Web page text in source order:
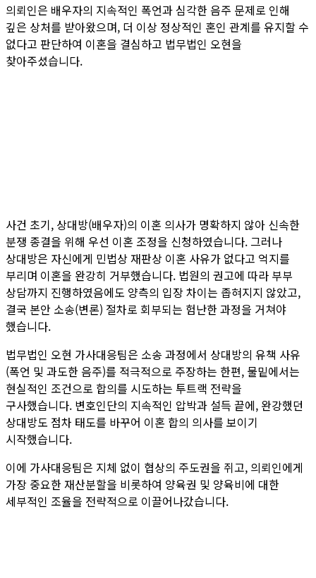
의뢰인은 배우자의 지속적인 폭언과 심각한 음주 문제로 인해
깊은 상처를 받아왔으며, 더 이상 정상적인 혼인 관계를 유지할 수
없다고 판단하여 이혼을 결심하고 법무법인 오현을
찾아주셨습니다.
사건 초기, 상대방(배우자)의 이혼 의사가 명확하지 않아 신속한
분쟁 종결을 위해 우선 이혼 조정을 신청하였습니다. 그러나
상대방은 자신에게 민법상 재판상 이혼 사유가 없다고 억지를
부리며 이혼을 완강히 거부했습니다. 법원의 권고에 따라 부부
상담까지 진행하였음에도 양측의 입장 차이는 좁혀지지 않았고,
결국 본안 소송(변론) 절차로 회부되는 험난한 과정을 거쳐야
했습니다.
법무법인 오현 가사대응팀은 소송 과정에서 상대방의 유책 사유
(폭언 및 과도한 음주)를 적극적으로 주장하는 한편, 물밑에서는
현실적인 조건으로 합의를 시도하는 투트랙 전략을
구사했습니다. 변호인단의 지속적인 압박과 설득 끝에, 완강했던
상대방도 점차 태도를 바꾸어 이혼 합의 의사를 보이기
시작했습니다.
이에 가사대응팀은 지체 없이 협상의 주도권을 쥐고, 의뢰인에게
가장 중요한 재산분할을 비롯하여 양육권 및 양육비에 대한
세부적인 조율을 전략적으로 이끌어나갔습니다.